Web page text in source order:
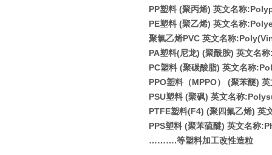
PP塑料 (聚丙烯) 英文名称
PE塑料 (聚乙烯) 英文名称
聚氯乙烯PVC 英文名称
PA塑料(尼龙) (聚酰胺) 英文名称
PC塑料 (聚碳酸脂) 英文名称
PPO塑料（MPPO） (聚苯醚) 英
PSU塑料 (聚砜) 英文名称
PTFE塑料(F4) (聚四氟乙烯) 英
PPS塑料 (聚苯硫醚) 英文名称
……….等塑料加工改性造粒